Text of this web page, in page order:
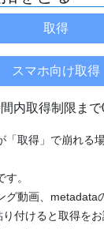
内取得制限まで
「取得」で崩れる
。
グ動画、metadata
付けると取得を